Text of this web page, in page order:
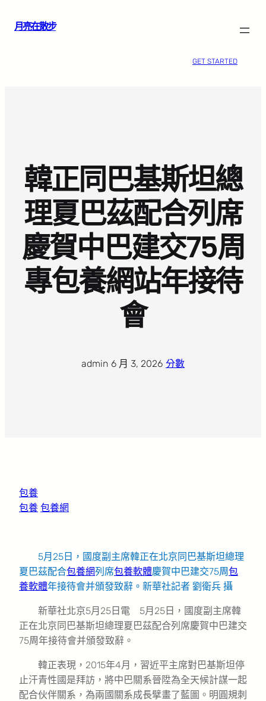
月亮在散步
GET STARTED
韓正同巴基斯坦總
理夏巴茲配合列席
慶賀中巴建交75周
專包養網站年接待
會
admin 6 月 3, 2026 分數
包養
包養 包養網
5月25日，國度副主席韓正在北京同巴基斯坦總理
夏巴茲配合包養網列席包養軟體慶賀中巴建交75周包
養軟體年接待會并頒發致辭。新華社記者 劉衛兵 攝
新華社北京5月25日電 5月25日，國度副主席韓
正在北京同巴基斯坦總理夏巴茲配合列席慶賀中巴建交
75周年接待會并頒發致辭。
韓正表現，2015年4月，習近平主席對巴基斯坦停
止汗青性國是拜訪，將中巴關系晉陞為全天候計謀一起
配合伙伴關系，為兩國關系成長擘畫了藍圖。明圓規刺